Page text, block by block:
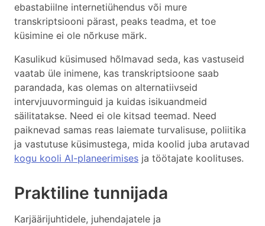
ebastabiilne internetiühendus või mure
transkriptsiooni pärast, peaks teadma, et toe
küsimine ei ole nõrkuse märk.
Kasulikud küsimused hõlmavad seda, kas vastuseid
vaatab üle inimene, kas transkriptsioone saab
parandada, kas olemas on alternatiivseid
intervjuuvorminguid ja kuidas isikuandmeid
säilitatakse. Need ei ole kitsad teemad. Need
paiknevad samas reas laiemate turvalisuse, poliitika
ja vastutuse küsimustega, mida koolid juba arutavad
kogu kooli AI-planeerimises ja töötajate koolituses.
Praktiline tunnijada
Karjäärijuhtidele, juhendajatele ja